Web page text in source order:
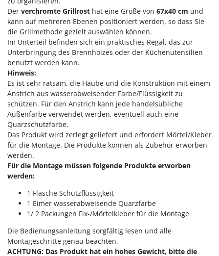
Luftkühler mit Wasserverdunstung
M
Mähroboter
Maisentkörnungsmaschinen
Manuelle Heckenscheren
Mehrzweck-Sauggeräte
Minibacköfen
Motorhacken - Gartenfräsen
Motorspritzen
Mulcher für Traktor
N
Notstromaggregat
Obstmühlen Obsthäcksler Obstmuser
Obstpressen
Olivenernter und Schüttler
F
FAC
Fama Industrie
Famag
Famur
FARMER
FBC
Ferrari Group
Ferroni
Ferrua
FIAC
FIEM
Fimar
FINI
Fiorentini
Flymo
Fontana Forni
Der verchromte Grillrost hat eine Größe von 67x40 cm und
kann auf mehreren Ebenen positioniert werden, so dass Sie
die Grillmethode gezielt auswählen können.
Im Unterteil befinden sich ein praktisches Regal, das zur
Unterbringung des Brennholzes oder der Küchenutensilien
benutzt werden kann.
Hinweis:
Es ist sehr ratsam, die Haube und die Konstruktion mit einem
Anstrich aus wasserabweisender Farbe/Flüssigkeit zu
schützen. Für den Anstrich kann jede handelsübliche
Außenfarbe verwendet werden, eventuell auch eine
Quarzschutzfarbe.
Das Produkt wird zerlegt geliefert und erfordert Mörtel/Kleber
für die Montage. Die Produkte können als Zubehör erworben
werden.
Für die Montage müssen folgende Produkte erworben
werden:
1 Flasche Schutzflüssigkeit
1 Eimer wasserabweisende Quarzfarbe
1/ 2 Packungen Fix-/Mörtelkleber für die Montage
Die Bedienungsanleitung sorgfältig lesen und alle
Montageschritte genau beachten.
ACHTUNG: Das Produkt hat ein hohes Gewicht, bitte die